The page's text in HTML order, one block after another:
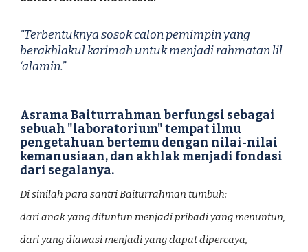
"Terbentuknya sosok calon pemimpin yang
berakhlakul karimah untuk menjadi rahmatan lil
‘alamin.”
Asrama Baiturrahman berfungsi sebagai
sebuah "laboratorium" tempat ilmu
pengetahuan bertemu dengan nilai-nilai
kemanusiaan, dan akhlak menjadi fondasi
dari segalanya.
Di sinilah para santri Baiturrahman tumbuh:
dari anak yang dituntun menjadi pribadi yang menuntun,
dari yang diawasi menjadi yang dapat dipercaya,